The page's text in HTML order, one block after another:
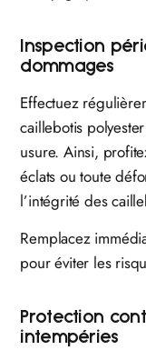
Inspection
dommages
Effectuez
caillebotis
usure. Ainsi,
éclats ou toute
l’intégrité des
Remplacez
pour éviter les
Protection
intempéries